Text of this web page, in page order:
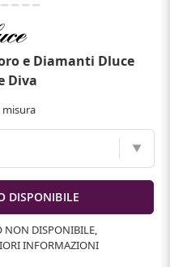
e Diamanti Dluce
Diva
misura
NON DISPONIBILE,
INFORMAZIONI